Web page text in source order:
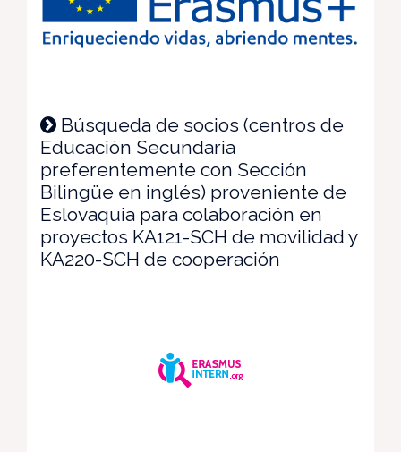
Búsqueda de socios (centros de
Educación Secundaria
preferentemente con Sección
Bilingüe en inglés) proveniente de
Eslovaquia para colaboración en
proyectos KA121-SCH de movilidad y
KA220-SCH de cooperación